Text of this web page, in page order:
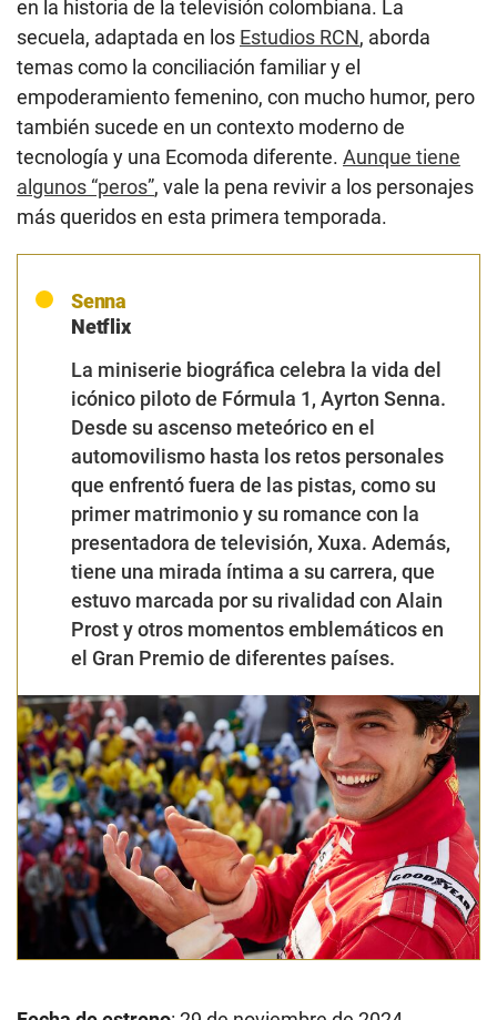
en la historia de la televisión colombiana. La
secuela, adaptada en los Estudios RCN, aborda
temas como la conciliación familiar y el
empoderamiento femenino, con mucho humor, pero
también sucede en un contexto moderno de
tecnología y una Ecomoda diferente. Aunque tiene
algunos “peros”, vale la pena revivir a los personajes
más queridos en esta primera temporada.
Senna
Netflix
La miniserie biográfica celebra la vida del
icónico piloto de Fórmula 1, Ayrton Senna.
Desde su ascenso meteórico en el
automovilismo hasta los retos personales
que enfrentó fuera de las pistas, como su
primer matrimonio y su romance con la
presentadora de televisión, Xuxa. Además,
tiene una mirada íntima a su carrera, que
estuvo marcada por su rivalidad con Alain
Prost y otros momentos emblemáticos en
el Gran Premio de diferentes países.